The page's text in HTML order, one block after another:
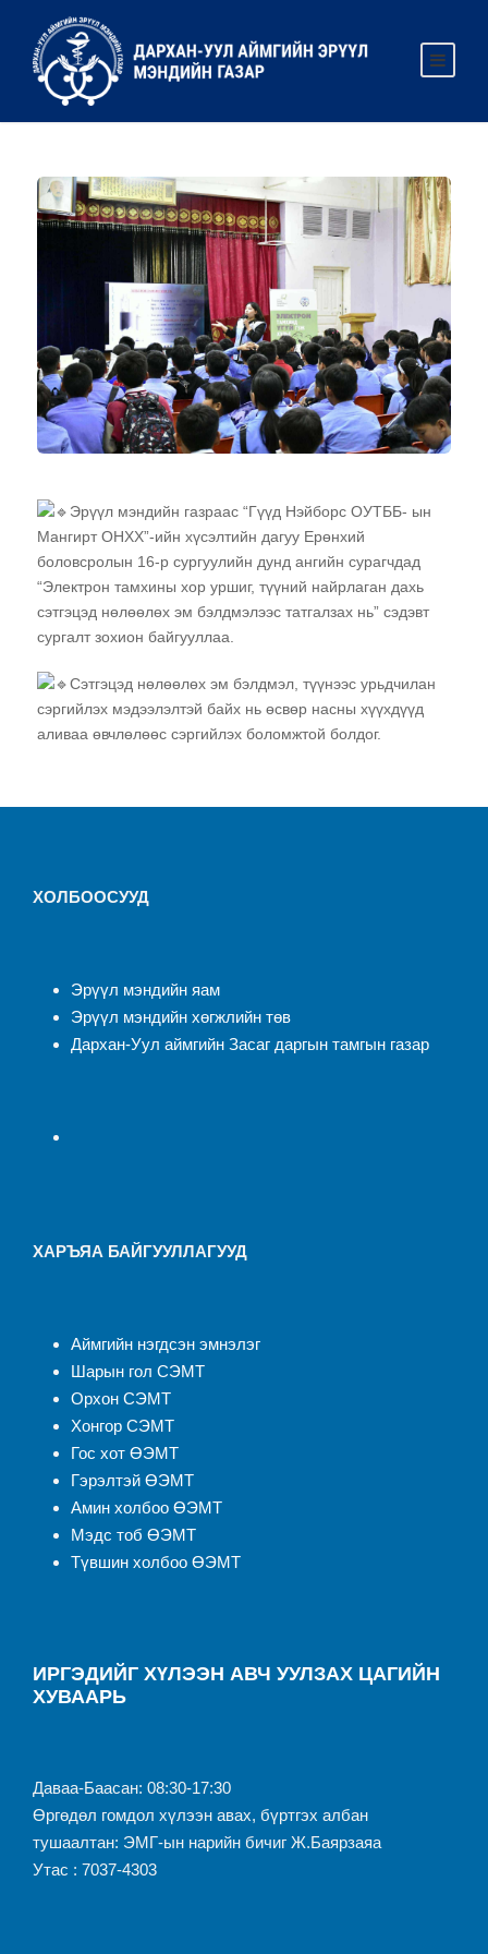
Эрүүл мэндийн газраас “Гүүд Нэйборс ОУТББ- ын
Мангирт ОНХХ”-ийн хүсэлтийн дагуу Ерөнхий
боловсролын 16-р сургуулийн дунд ангийн сурагчдад
“Электрон тамхины хор уршиг, түүний найрлаган дахь
сэтгэцэд нөлөөлөх эм бэлдмэлээс татгалзах нь” сэдэвт
сургалт зохион байгууллаа.
Сэтгэцэд нөлөөлөх эм бэлдмэл, түүнээс урьдчилан
сэргийлэх мэдээлэлтэй байх нь өсвөр насны хүүхдүүд
аливаа өвчлөлөөс сэргийлэх боломжтой болдог.
ХОЛБООСУУД
Эрүүл мэндийн яам
Эрүүл мэндийн хөгжлийн төв
Дархан-Уул аймгийн Засаг даргын тамгын газар
ХАРЪЯА БАЙГУУЛЛАГУУД
Аймгийн нэгдсэн эмнэлэг
Шарын гол СЭМТ
Орхон СЭМТ
Хонгор СЭМТ
Гос хот ӨЭМТ
Гэрэлтэй ӨЭМТ
Амин холбоо ӨЭМТ
Мэдс тоб ӨЭМТ
Түвшин холбоо ӨЭМТ
ИРГЭДИЙГ ХҮЛЭЭН АВЧ УУЛЗАХ ЦАГИЙН
ХУВААРЬ
Даваа-Баасан: 08:30-17:30
Өргөдөл гомдол хүлээн авах, бүртгэх албан
тушаалтан: ЭМГ-ын нарийн бичиг Ж.Баярзаяа
Утас : 7037-4303